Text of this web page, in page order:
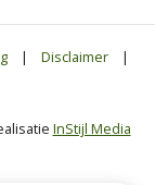
| Disclaimer
|
InStijl Media